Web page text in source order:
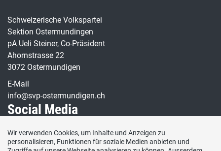
Schweizerische Volkspartei
Sektion Ostermundingen
pA Ueli Steiner, Co-Präsident
Ahornstrasse 22
3072 Ostermundigen
E-Mail
info@svp-ostermundigen.ch
Social Media
Besuchen Sie uns bei:
Wir verwenden Cookies, um Inhalte und Anzeigen zu
personalisieren, Funktionen für soziale Medien anbieten und